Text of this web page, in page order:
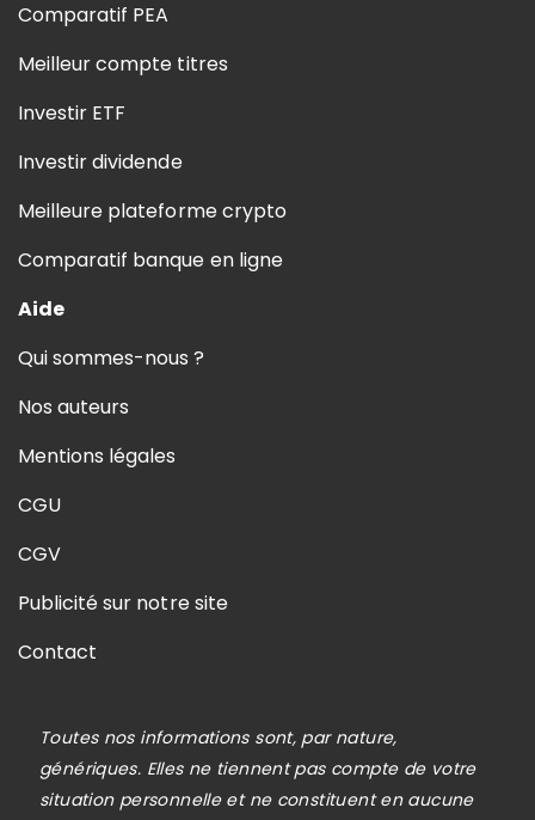
Comparatif PEA
Meilleur compte titres
Investir ETF
Investir dividende
Meilleure plateforme crypto
Comparatif banque en ligne
Aide
Qui sommes-nous ?
Nos auteurs
Mentions légales
CGU
CGV
Publicité sur notre site
Contact
Toutes nos informations sont, par nature,
génériques. Elles ne tiennent pas compte de votre
situation personnelle et ne constituent en aucune